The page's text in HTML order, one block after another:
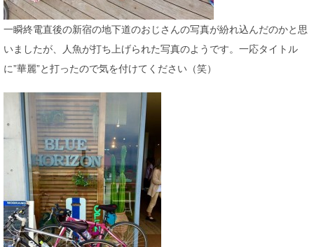
一瞬終電直後の新宿の地下道のおじさんの写真が紛れ込んだのかと思
いましたが、人魚が打ち上げられた写真のようです。一応タイトル
に”華麗”と打ったので気を付けてください（笑）